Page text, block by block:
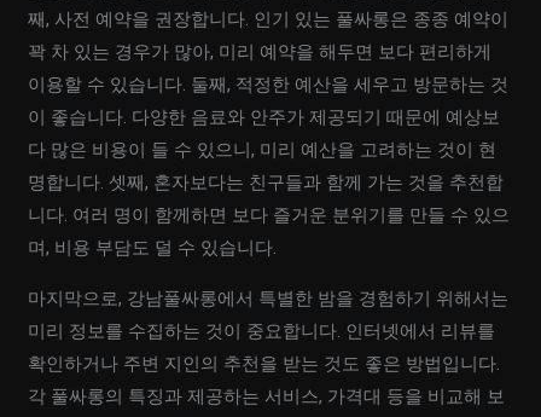
째, 사전 예약을 권장합니다. 인기 있는 풀싸롱은 종종 예약이
꽉 차 있는 경우가 많아, 미리 예약을 해두면 보다 편리하게
이용할 수 있습니다. 둘째, 적정한 예산을 세우고 방문하는 것
이 좋습니다. 다양한 음료와 안주가 제공되기 때문에 예상보
다 많은 비용이 들 수 있으니, 미리 예산을 고려하는 것이 현
명합니다. 셋째, 혼자보다는 친구들과 함께 가는 것을 추천합
니다. 여러 명이 함께하면 보다 즐거운 분위기를 만들 수 있으
며, 비용 부담도 덜 수 있습니다.
마지막으로, 강남풀싸롱에서 특별한 밤을 경험하기 위해서는
미리 정보를 수집하는 것이 중요합니다. 인터넷에서 리뷰를
확인하거나 주변 지인의 추천을 받는 것도 좋은 방법입니다.
각 풀싸롱의 특징과 제공하는 서비스, 가격대 등을 비교해 보